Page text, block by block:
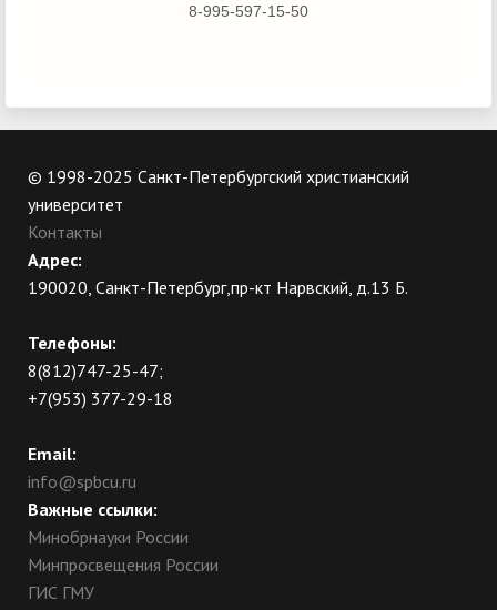
8-995-597-15-50
© 1998-2025 Санкт-Петербургский христианский
университет
Контакты
Адрес:
190020, Санкт-Петербург,пр-кт Нарвский, д.13 Б.
Телефоны:
8(812)747-25-47;
+7(953) 377-29-18
Email:
info@spbcu.ru
Важные ссылки:
Минобрнауки России
Минпросвещения России
ГИС ГМУ